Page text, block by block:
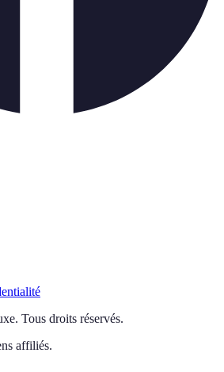
. Tous droits réservés.
affiliés.